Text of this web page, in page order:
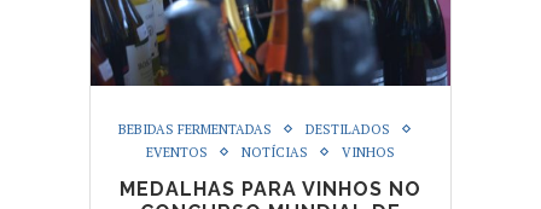
BEBIDAS FERMENTADAS
DESTILADOS
EVENTOS
NOTÍCIAS VINHOS
MEDALHAS PARA VINHOS NO